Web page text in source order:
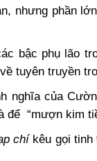
nhưng phần
bậc phụ lão
tuyên truyền
nghĩa của
“mượn kim
chíkêu gọi tinh